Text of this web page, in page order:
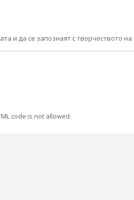
и да се запознаят с творчеството
code is not allowed.